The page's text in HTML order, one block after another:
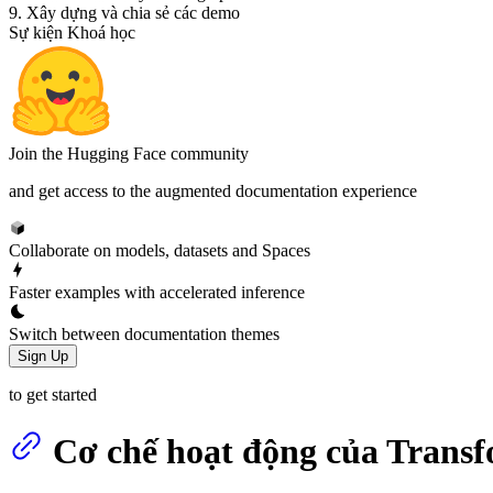
9. Xây dựng và chia sẻ các demo
Sự kiện Khoá học
Join the Hugging Face community
and get access to the augmented documentation experience
Collaborate on models, datasets and Spaces
Faster examples with accelerated inference
Switch between documentation themes
Sign Up
to get started
Cơ chế hoạt động của